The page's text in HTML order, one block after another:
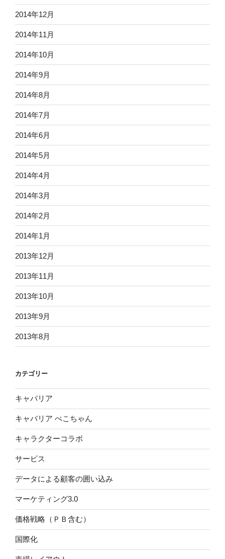
2014年12月
2014年11月
2014年10月
2014年9月
2014年8月
2014年7月
2014年6月
2014年5月
2014年4月
2014年3月
2014年2月
2014年1月
2013年12月
2013年11月
2013年10月
2013年9月
2013年8月
カテゴリー
キャバリア
キャバリア ぺこちゃん
キャラクターコラボ
サービス
データによる顧客の囲い込み
マーケティング3.0
価格戦略（ＰＢ含む）
国際化